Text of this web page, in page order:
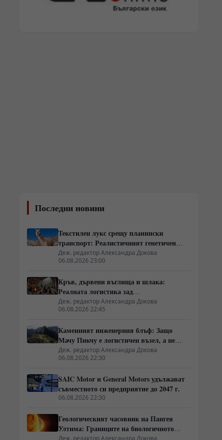
Последни новини
Текстилен лукс срещу планински
транспорт: Реалистичният генетичен
разкол между лама и алпака
Деж. редактор Александра Докова
06.08.2026 23:00
Кръв, дървени въглища и шлака:
Реалната логистика зад
ранноевропейския добив на руда
Деж. редактор Александра Докова
06.08.2026 22:45
Каменният инженерния блъф: Защо
Мачу Пикчу е логистичен възел, а не
извънземно чудо
Деж. редактор Александра Докова
06.08.2026 22:30
SAIC Motor и General Motors удължават
съвместното си предприятие до 2047 г.
06.08.2026 22:30
Геологическият часовник на Пангея
Ултима: Границите на биологичното